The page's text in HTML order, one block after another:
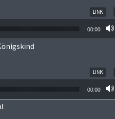
LINK
00:00
LINK
00:00